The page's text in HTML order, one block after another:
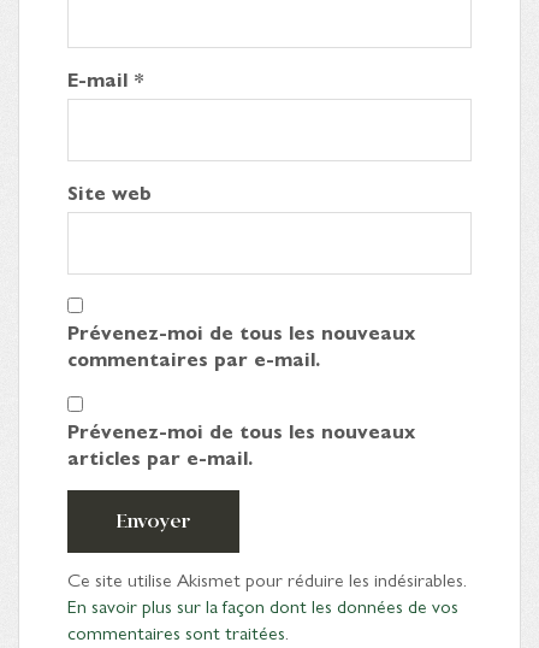
E-mail *
Site web
Prévenez-moi de tous les nouveaux
commentaires par e-mail.
Prévenez-moi de tous les nouveaux
articles par e-mail.
Envoyer
Ce site utilise Akismet pour réduire les indésirables.
En savoir plus sur la façon dont les données de vos
commentaires sont traitées.